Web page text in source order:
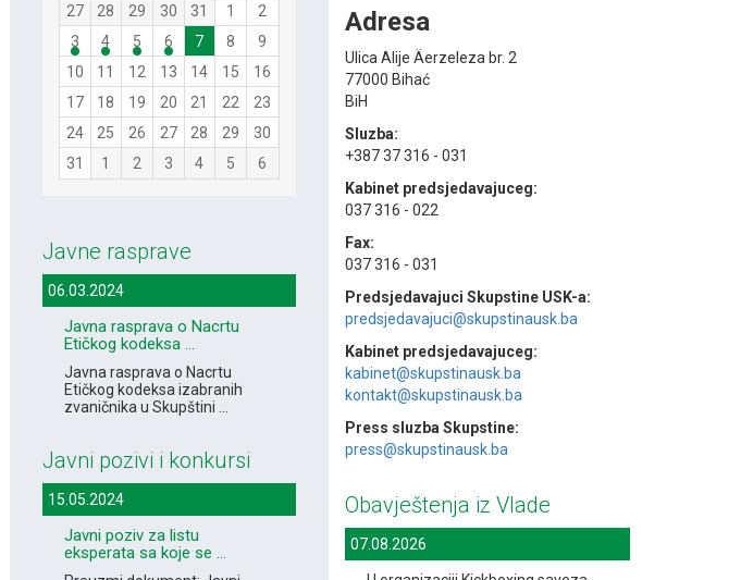
27 28 29 30 31 1
2
3
4 5 6 7 8
9
10
11 12 13 14 15
16
17
18 19 20 21 22
23
24
25 26 27 28 29
30
31
1 2 3 4 5 6
Javne rasprave
06.03.2024
Javna rasprava o Nacrtu
Etičkog kodeksa ...
Javna rasprava o Nacrtu
Etičkog kodeksa izabranih
zvaničnika u Skupštini ...
Javni pozivi i konkursi
15.05.2024
Javni poziv za listu
eksperata sa koje se ...
Adresa
Ulica Alije Äerzeleza br. 2
77000 Bihać
BiH
Sluzba:
+387 37 316 - 031
Kabinet predsjedavajuceg:
037 316 - 022
Fax:
037 316 - 031
Predsjedavajuci Skupstine USK-a:
predsjedavajuci@skupstinausk.ba
Kabinet predsjedavajuceg:
kabinet@skupstinausk.ba
kontakt@skupstinausk.ba
Press sluzba Skupstine:
press@skupstinausk.ba
Obavještenja iz Vlade
07.08.2026